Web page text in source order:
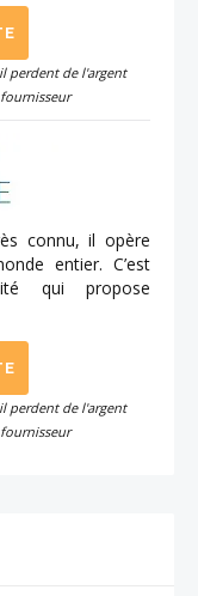
perdent de l'argent
connu, il opère
entier. C’est
qui propose
perdent de l'argent